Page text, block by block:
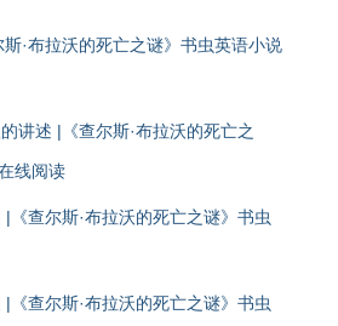
·布拉沃的死亡之谜》书虫英语小说
讲述 |《查尔斯·布拉沃的死亡之
线阅读
《查尔斯·布拉沃的死亡之谜》书虫
《查尔斯·布拉沃的死亡之谜》书虫